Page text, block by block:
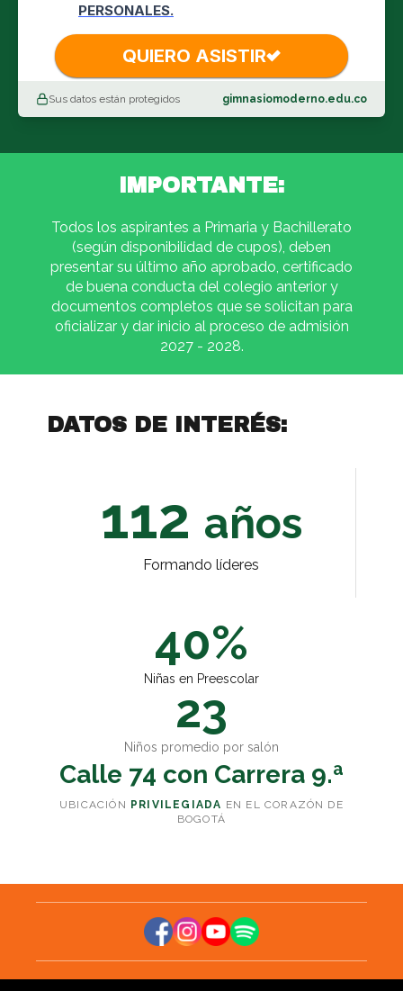
Sus datos están protegidos gimnasiomoderno.edu.co
IMPORTANTE:
Todos los aspirantes a Primaria y Bachillerato
(según disponibilidad de cupos), deben
presentar su último año aprobado, certificado
de buena conducta del colegio anterior y
documentos completos que se solicitan para
oficializar y dar inicio al proceso de admisión
2027 - 2028.
DATOS DE INTERÉS:
112 años
Formando líderes
40%
Niñas en Preescolar
23
Niños promedio por salón
Calle 74 con Carrera 9.ª
UBICACIÓN PRIVILEGIADA EN EL CORAZÓN DE
BOGOTÁ